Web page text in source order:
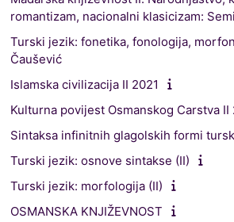
romantizam, nacionalni klasicizam:
Turski jezik: fonetika, fonologija,
Čaušević
Islamska civilizacija II 2021
Kulturna povijest Osmanskog Carstva II
Sintaksa infinitnih glagolskih formi
Turski jezik: osnove sintakse (II)
Turski jezik: morfologija (II)
OSMANSKA KNJIŽEVNOST